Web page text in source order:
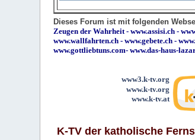
Dieses Forum ist mit folgenden
Zeugen der Wahrheit-www.assisi.ch -
www.wallfahrten.ch -www.gebete.ch -
www.gottliebtuns.com-www.das-haus-
www3.k-tv.org
www.k-tv.org
www.k-tv.at
K-TV der katholische